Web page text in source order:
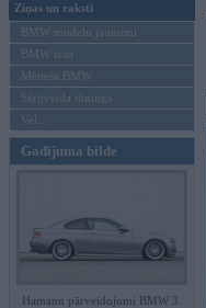
Ziņas un raksti
BMW modeļu jaunumi
BMW testi
Mēneša BMW
Sērijveida tūnings
Vel...
Gadījuma bilde
Hamann pārveidojumi BMW 3.